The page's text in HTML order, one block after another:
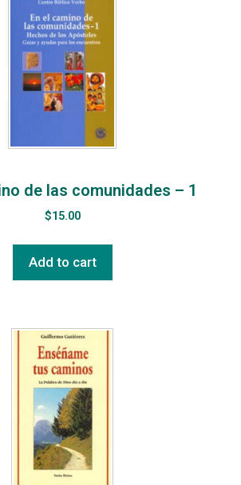
de las comunidades – 1
$15.00
Add to cart